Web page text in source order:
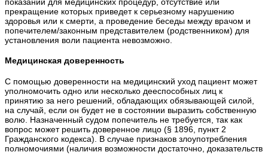
прекращение которых приведет к серьезному нарушению
здоровья или к смерти, а проведение беседы между врачом и
попечителем/законным представителем (родственником) для
установления воли пациента невозможно.
Медицинская доверенность
С помощью доверенности на медицинский уход пациент может
уполномочить одно или несколько дееспособных лиц к
принятию за него решений, обладающих обязывающей силой,
на случай, если он будет не в состоянии выразить собственную
волю. Назначенный судом попечитель не требуется, так как
вопрос может решить доверенное лицо (§ 1896, пункт 2
Гражданского кодекса). В случае признаков злоупотребления
полномочиями (наличия возможности достаточно, доказательств